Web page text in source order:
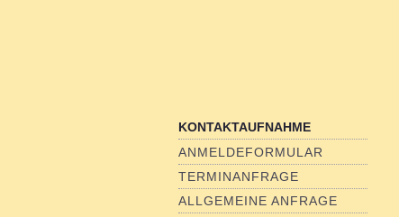
KONTAKTAUFNAHME
ANMELDEFORMULAR
TERMINANFRAGE
ALLGEMEINE ANFRAGE